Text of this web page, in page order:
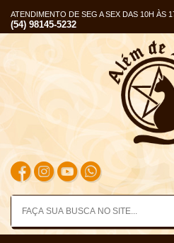
ATENDIMENTO DE SEG A SEX DAS 10H ÀS
(54) 98145-5232